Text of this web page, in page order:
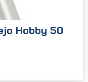
Hobby 50